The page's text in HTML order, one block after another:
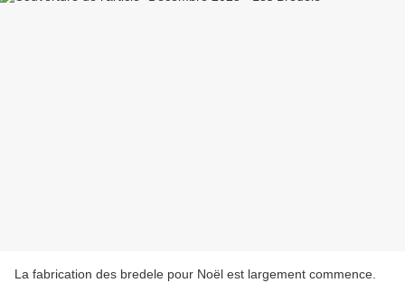
La fabrication des bredele pour Noël est largement commence.